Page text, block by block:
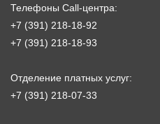
Телефоны Call-центра:
+7 (391) 218-18-92
+7 (391) 218-18-93
Отделение платных услуг:
+7 (391) 218-07-33